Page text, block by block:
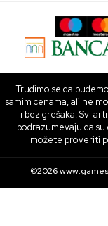
Trudimo se da
samim cenama, ali ne
i bez grešaka. Svi
podrazumevaju da
možete proveriti
©2026